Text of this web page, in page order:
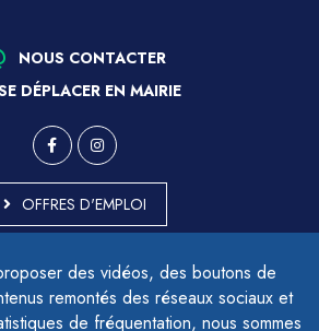
des vidéos, des boutons de
remontés des réseaux sociaux et
de fréquentation, nous sommes
NOUS CONTACTER
DÉPLACER EN MAIRIE
OFFRES D'EMPLOI
- PARTIELLEMENT CONFORME
PLAN DU SITE
MENTIONS LÉGALES